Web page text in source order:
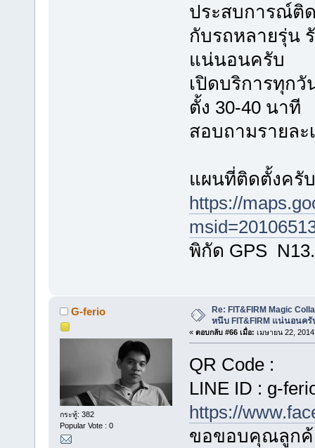
ประสบการณ์ติ
กับรถหลายรุ่น
แน่นอนครับ
เปิดบริการทุกวั
ตั้ง 30-40 นาที
สอบถามรายละ
แผนที่ติดตั้งครับ
https://
พิกัด GPS
G-ferio
กระทู้: 382
Popular Vote : 0
Re: FIT&FIRM Magic
หนึบ FIT&FIRM แน่นอนครั
« ตอบกลับ #66 เมื่อ: เมษายน 22,
QR Code :
LINE ID : g-
https://
ขอขอบคุณลูกค้